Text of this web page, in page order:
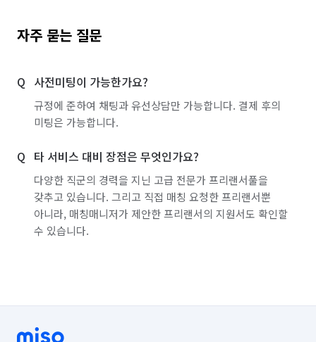
자주 묻는 질문
사전미팅이 가능한가요?
규정에 준하여 채팅과 유선상담만 가능합니다. 결제 후의
미팅은 가능합니다.
타 서비스 대비 장점은 무엇인가요?
다양한 직군의 경력을 지닌 고급 전문가 프리랜서풀을
갖추고 있습니다. 그리고 직접 매칭 요청한 프리랜서뿐
아니라, 매칭매니저가 제안한 프리랜서의 지원서도 확인할
수 있습니다.